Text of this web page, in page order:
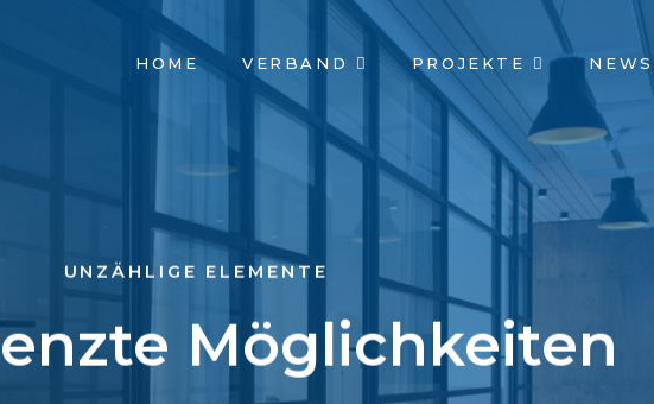
NAVIGATION
ÜBERSPRINGEN
HOME VERBAND PROJEKTE NEWS
UNZÄHLIGE ELEMENTE
Möglichkeiten